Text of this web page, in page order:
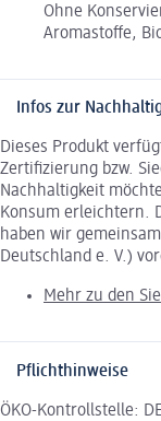
Ohne
Aromastoffe,
Infos zur
Dieses Produkt
Zertifizierung bzw.
Nachhaltigkeit
Konsum erleichtern.
haben wir
Deutschland e. V.)
Mehr zu den
Pflichthinweise
ÖKO-Kontrollstelle: